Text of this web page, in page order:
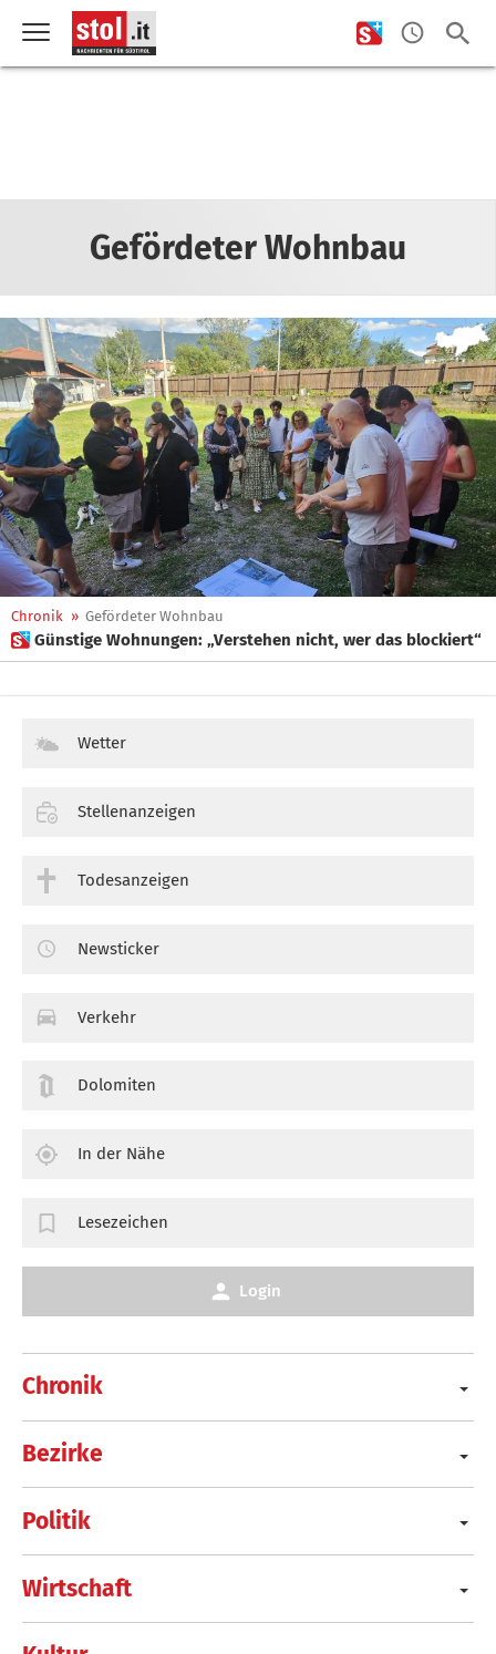
Gefördeter Wohnbau
Chronik » Gefördeter Wohnbau
 Günstige Wohnungen: „Verstehen nicht, wer das blockiert“
Chronik
Bezirke
Politik
Wirtschaft
Wetter
Stellenanzeigen
Todesanzeigen
Newsticker
Verkehr
Dolomiten
In der Nähe
Lesezeichen
Login